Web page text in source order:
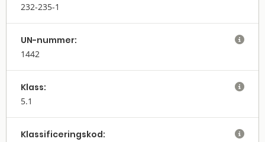
232-235-1
UN-nummer:
1442

Klass:
5.1

Klassifi­cerings­kod: 